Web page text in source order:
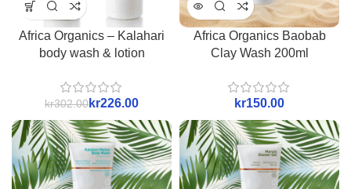
Africa Organics – Kalahari
body wash & lotion
kr302.00kr226.00
Africa Organics Baobab
Clay Wash 200ml
kr